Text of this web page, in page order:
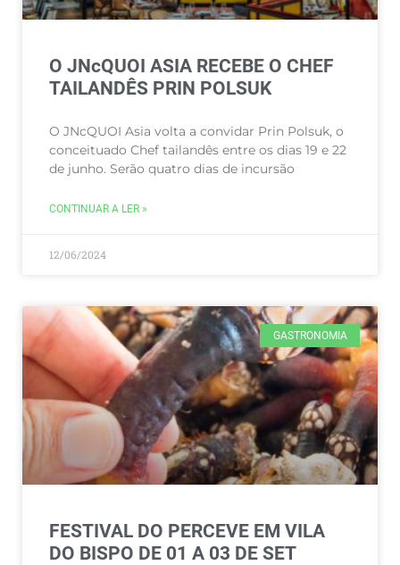
O JNcQUOI ASIA RECEBE O CHEF
TAILANDÊS PRIN POLSUK
O JNcQUOI Asia volta a convidar Prin Polsuk, o
conceituado Chef tailandês entre os dias 19 e 22
de junho. Serão quatro dias de incursão
CONTINUAR A LER »
12/06/2024
GASTRONOMIA
FESTIVAL DO PERCEVE EM VILA
DO BISPO DE 01 A 03 DE SET